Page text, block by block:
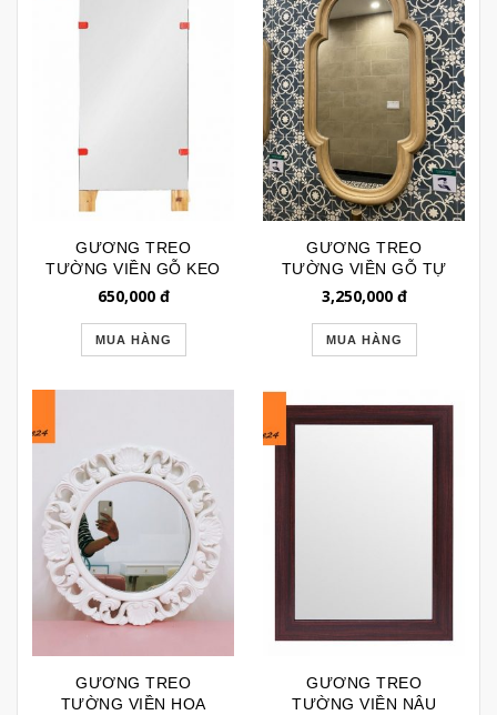
GƯƠNG TREO
TƯỜNG VIỀN GỖ KEO
BL244
650,000đ
MUA HÀNG
GƯƠNG TREO
TƯỜNG VIỀN GỖ TỰ
NHIÊN KIỂU VÒM 2
GTR189B
3,250,000đ
MUA HÀNG
GƯƠNG TREO
TƯỜNG VIỀN HOA
GƯƠNG TREO
TƯỜNG VIỀN NÂU